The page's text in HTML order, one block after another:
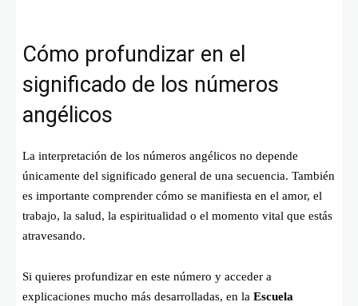
Cómo profundizar en el
significado de los números
angélicos
La interpretación de los números angélicos no depende
únicamente del significado general de una secuencia. También
es importante comprender cómo se manifiesta en el amor, el
trabajo, la salud, la espiritualidad o el momento vital que estás
atravesando.
Si quieres profundizar en este número y acceder a
explicaciones mucho más desarrolladas, en la Escuela